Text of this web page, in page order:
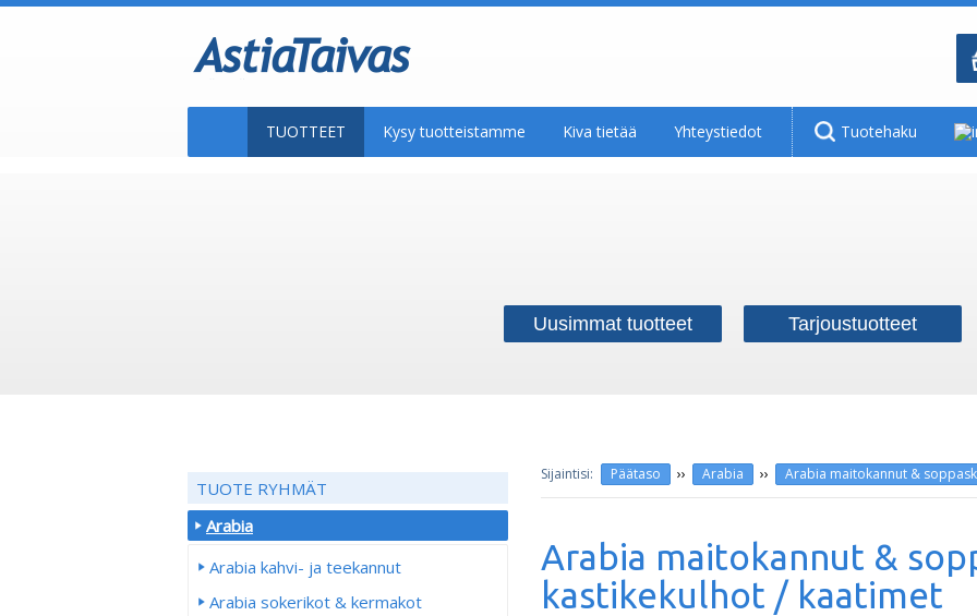
TUOTTEET Kysy tuotteistamme Kiva tietää Yhteystiedot Tuotehaku
Uusimmat tuotteet Tarjoustuotteet
Päätaso ›› Arabia ›› Arabia maitokannut &
Arabia maitokannut &
kastikekulhot / kaatimet
TUOTE RYHMÄT
Arabia
Arabia kahvi- ja teekannut
Arabia sokerikot & kermakot